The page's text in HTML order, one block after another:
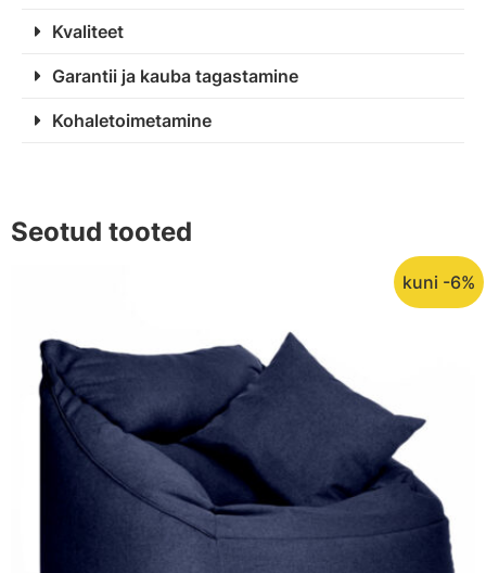
Kvaliteet
Garantii ja kauba tagastamine
Kohaletoimetamine
Seotud tooted
kuni -6%